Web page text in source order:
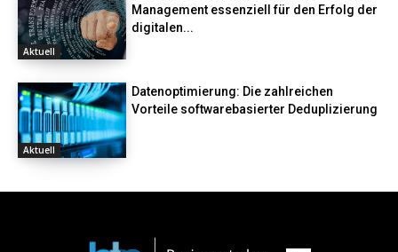
Aktuell
Management essenziell für den Erfolg der
digitalen...
Aktuell
Datenoptimierung: Die zahlreichen
Vorteile softwarebasierter Deduplizierung